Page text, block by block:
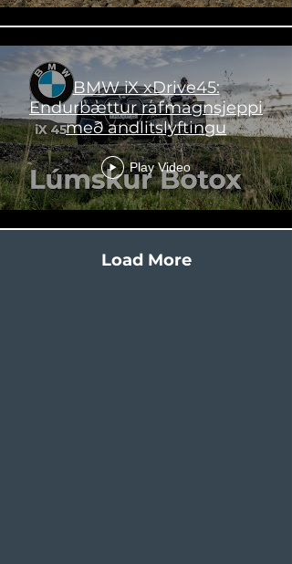
BMW iX xDrive45:
Endurbættur rafmagnsjeppi
með andlitslyftingu
Play Video
Load More